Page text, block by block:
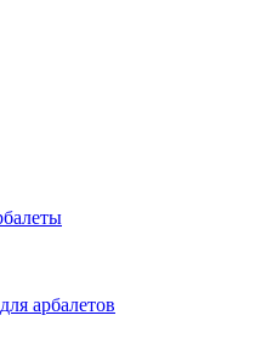
арбалетов